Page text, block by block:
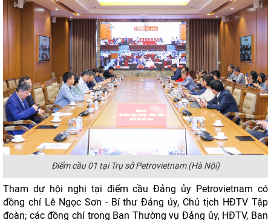
Điểm cầu 01 tại Trụ sở Petrovietnam (Hà Nội)
Tham dự hội nghị tại điểm cầu Đảng ủy Petrovietnam có
đồng chí Lê Ngọc Sơn - Bí thư Đảng ủy, Chủ tịch HĐTV Tập
đoàn; các đồng chí trong Ban Thường vụ Đảng ủy, HĐTV, Ban